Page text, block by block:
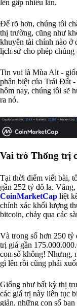
lên gấp nhiều lần.
Để rõ hơn, chúng tôi
thị trường, cũng như
khuyên tài chính nào ở
lịch sử cho phép
Tin vui là Mùa Alt -
phân biệt của Trái Đất
hôm nay, chúng tôi sẽ
ra nó.
Vai trò Thống trị
Tại thời điểm viết bài,
gần 252 tỷ đô la.
CoinMarketCap liệt
chính xác khối lượng
bitcoin, chảy qua các
Và trong số hơn 250 tỷ
trị giá gần
con số không! Nhưng,
gì lên rồi cũng phải
Giống như bất kỳ thị
các giá trị này liên tục
giản, những con số